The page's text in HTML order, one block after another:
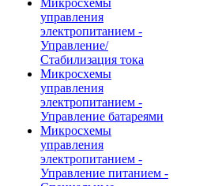
Микросхемы
управления
электропитанием -
Управление/
Стабилизация тока
Микросхемы
управления
электропитанием -
Управление батареями
Микросхемы
управления
электропитанием -
Управление питанием -